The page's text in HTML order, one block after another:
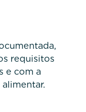
requisitos
e com a